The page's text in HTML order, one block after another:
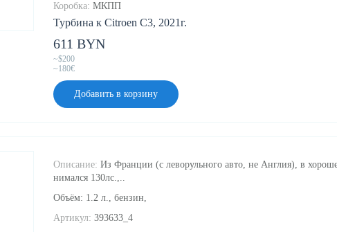
Турбина к Citroen C3, 2021г.
Коробка: МКПП
611 BYN
~$200
~180€
Добавить в корзину
Описание: Из Франции (с леворульного авто, не Англия), в
нимался 130лс.,..
Объём: 1.2 л., бензин,
Артикул: 393633_4